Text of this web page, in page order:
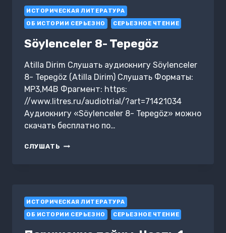
В
ИСТОРИИ
РОССИИ
ИСТОРИЧЕСКАЯ ЛИТЕРАТУРА
ОБ ИСТОРИИ СЕРЬЕЗНО
СЕРЬЕЗНОЕ ЧТЕНИЕ
Söylenceler 8- Tepegöz
Atilla Dirim Слушать аудиокнигу Söylenceler
8- Tepegöz (Atilla Dirim) Слушать Форматы:
MP3,M4B Фрагмент: https:
//www.litres.ru/audiotrial/?art=71421034
Аудиокнигу «Söylenceler 8- Tepegöz» можно
скачать бесплатно по…
СЛУШАТЬ SÖYLENCELER
ИСТОРИЧЕСКАЯ ЛИТЕРАТУРА
ОБ ИСТОРИИ СЕРЬЕЗНО
СЕРЬЕЗНОЕ ЧТЕНИЕ